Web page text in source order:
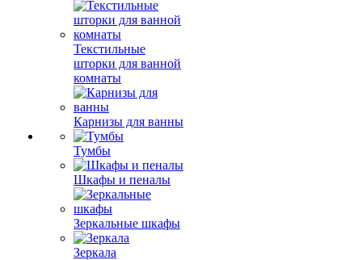
Текстильные
шторки для ванной
комнаты
Карнизы для ванны
Тумбы
Шкафы и пеналы
Зеркальные шкафы
Зеркала